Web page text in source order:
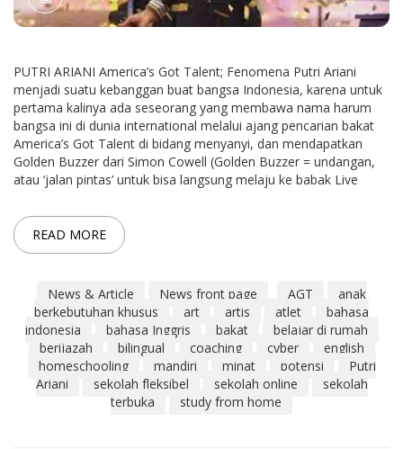
PUTRI ARIANI America’s Got Talent; Fenomena Putri Ariani
menjadi suatu kebanggan buat bangsa Indonesia, karena untuk
pertama kalinya ada seseorang yang membawa nama harum
bangsa ini di dunia international melalui ajang pencarian bakat
America’s Got Talent di bidang menyanyi, dan mendapatkan
Golden Buzzer dari Simon Cowell (Golden Buzzer = undangan,
atau ‘jalan pintas’ untuk bisa langsung melaju ke babak Live
READ MORE
News & Article News front page AGT
anak
berkebutuhan khusus
art artis atlet
bahasa
indonesia
bahasa Inggris bakat
belajar di rumah
berijazah
bilingual coaching cyber
english
homeschooling
mandiri minat potensi
Putri
Ariani
sekolah fleksibel sekolah online
sekolah
terbuka
study from home